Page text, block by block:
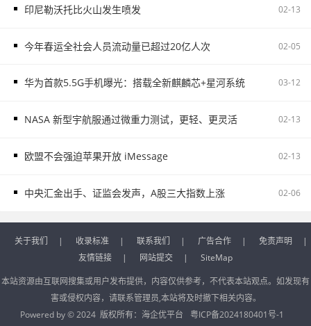
印尼勒沃托比火山发生喷发 02-13
今年春运全社会人员流动量已超过20亿人次 02-05
华为首款5.5G手机曝光：搭载全新麒麟芯+星河系统 03-12
NASA 新型宇航服通过微重力测试，更轻、更灵活 02-13
欧盟不会强迫苹果开放 iMessage 02-13
中央汇金出手、证监会发声，A股三大指数上涨 02-06
关于我们 | 收录标准 | 联系我们 | 广告合作 | 免责声明
|
友情链接
| 网站提交 |
SiteMap
本站资源由互联网搜集或用户发布提供，内容仅供参考，不代表本站观点。如发现有
害或侵权内容，请联系管理员,本站将及时撤下相关内容。
Powered by © 2024 版权所有： 海企优平台 粤ICP备2024180401号-1